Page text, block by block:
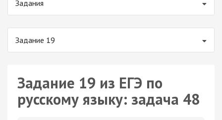
Задания
Задание 19
Задание 19 из ЕГЭ по
русскому языку: задача 48